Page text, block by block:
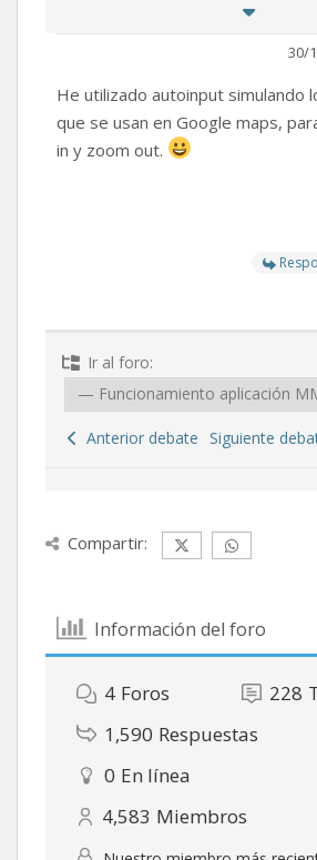
30/
He utilizado autoinput simulando
que se usan en Google maps,
in y zoom out.
Ir al foro:
Anterior debate Siguiente
Compartir:
Información del foro
4 Foros 228
1,590 Respuestas
0 En línea
4,583 Miembros